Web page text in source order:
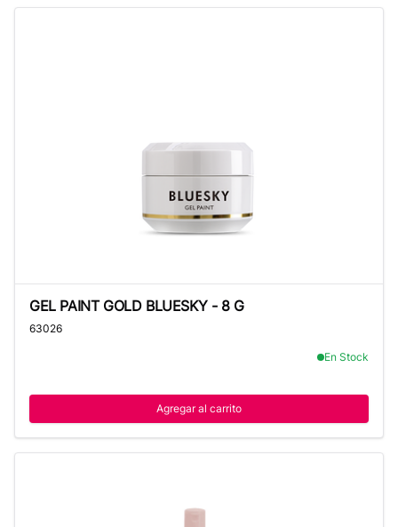
GEL PAINT GOLD BLUESKY - 8 G
63026
En Stock
Agregar al carrito